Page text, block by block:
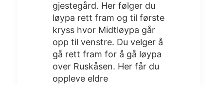
gjestegård. Her følger du
løypa rett fram og til første
kryss hvor Midtløypa går
opp til venstre. Du velger å
gå rett fram for å gå løypa
over Ruskåsen. Her får du
oppleve eldre